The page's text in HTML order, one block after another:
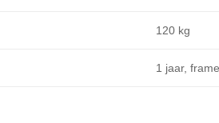
120 kg
1 jaar,